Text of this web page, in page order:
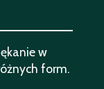
w
form.